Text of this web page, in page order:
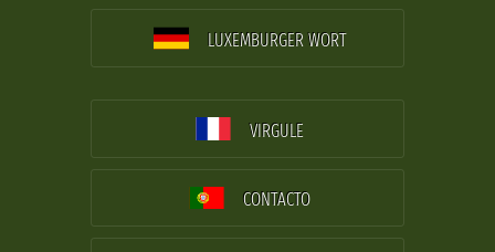
LUXEMBURGER WORT
VIRGULE
CONTACTO